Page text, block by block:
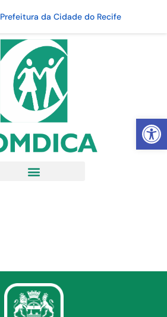
Abrir
Prefeitura da Cidade do Recife